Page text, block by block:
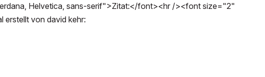
Helvetica, sans-serif">Zitat:</font><hr /><font size="2"
erstellt von david kehr: